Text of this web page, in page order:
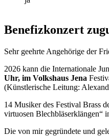
Benefizkonzert
Sehr geehrte Angehörige der
2026 kann die Internationale
Uhr, im Volkshaus Jena
(Künstlerische Leitung:
14 Musiker des Festival Brass
virtuosen Blechbläserklängen“
Die von mir gegründete und